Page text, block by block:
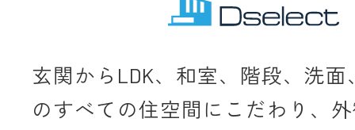
玄関からLDK、和室、階段、洗
のすべての住空間にこだわり、